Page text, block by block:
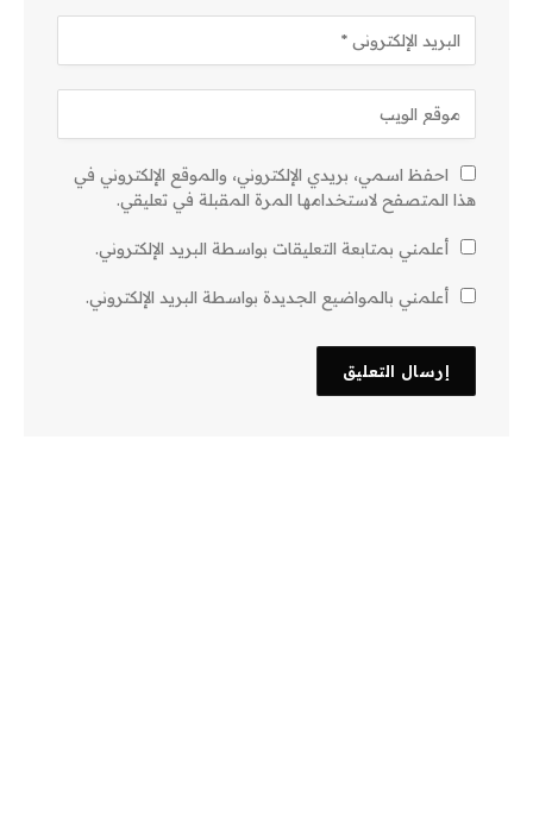
احفظ اسمي، بريدي الإلكتروني، والموقع الإلكتروني في
هذا المتصفح لاستخدامها المرة المقبلة في تعليقي.
أعلمني بمتابعة التعليقات بواسطة البريد الإلكتروني.
أعلمني بالمواضيع الجديدة بواسطة البريد الإلكتروني.